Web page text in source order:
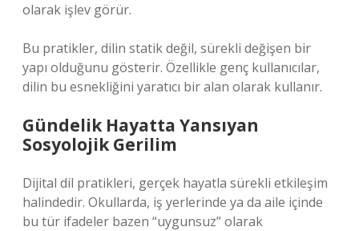
olarak işlev görür.
Bu pratikler, dilin statik değil, sürekli değişen bir
yapı olduğunu gösterir. Özellikle genç kullanıcılar,
dilin bu esnekliğini yaratıcı bir alan olarak kullanır.
Gündelik Hayatta Yansıyan
Sosyolojik Gerilim
Dijital dil pratikleri, gerçek hayatla sürekli etkileşim
halindedir. Okullarda, iş yerlerinde ya da aile içinde
bu tür ifadeler bazen “uygunsuz” olarak